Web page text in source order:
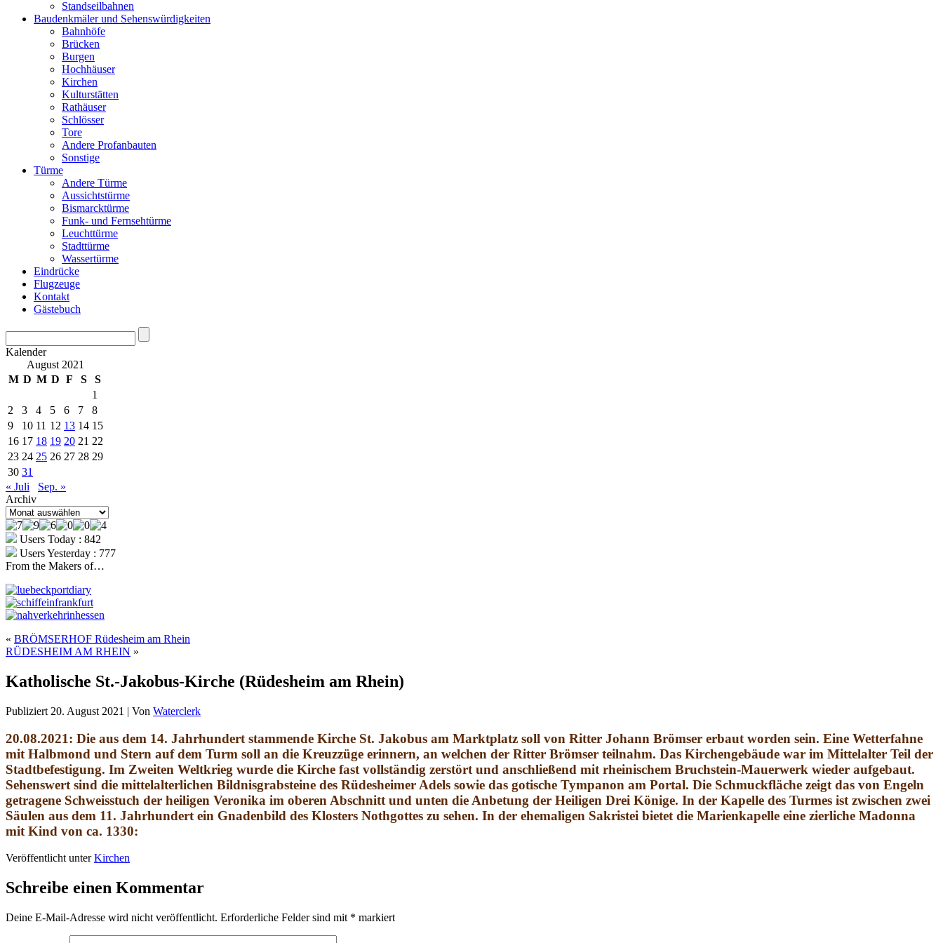
Standseilbahnen
Baudenkmäler und Sehenswürdigkeiten
Bahnhöfe
Brücken
Burgen
Hochhäuser
Kirchen
Kulturstätten
Rathäuser
Schlösser
Tore
Andere Profanbauten
Sonstige
Türme
Andere Türme
Aussichtstürme
Bismarcktürme
Funk- und Fernsehtürme
Leuchttürme
Stadttürme
Wassertürme
Eindrücke
Flugzeuge
Kontakt
Gästebuch
Kalender
August 2021
M D M D F S
S
1
2
3 4 5 6 7
8
9
10 11 12 13 14 15
16 17 18 19 20 21 22
23 24 25 26 27 28 29
30 31
« Juli
Sep. »
Archiv
Archiv
Users Today : 842
Users Yesterday : 777
From the Makers of…
« BRÖMSERHOF Rüdesheim am Rhein
RÜDESHEIM AM RHEIN »
Katholische St.-Jakobus-Kirche (Rüdesheim am Rhein)
Publiziert 20. August 2021 | Von Waterclerk
20.08.2021: Die aus dem 14. Jahrhundert stammende Kirche St. Jakobus am Marktplatz soll von Ritter Johann Brömser erbaut worden sein. Eine Wetterfahne
mit Halbmond und Stern auf dem Turm soll an die Kreuzzüge erinnern, an welchen der Ritter Brömser teilnahm. Das Kirchengebäude war im Mittelalter Teil der
Stadtbefestigung. Im Zweiten Weltkrieg wurde die Kirche fast vollständig zerstört und anschließend mit rheinischem Bruchstein-Mauerwerk wieder aufgebaut.
Sehenswert sind die mittelalterlichen Bildnisgrabsteine des Rüdesheimer Adels sowie das gotische Tympanon am Portal. Die Schmuckfläche zeigt das von Engeln
getragene Schweisstuch der heiligen Veronika im oberen Abschnitt und unten die Anbetung der Heiligen Drei Könige. In der Kapelle des Turmes ist zwischen zwei
Säulen aus dem 11. Jahrhundert ein Gnadenbild des Klosters Nothgottes zu sehen. In der ehemaligen Sakristei bietet die Marienkapelle eine zierliche Madonna
mit Kind von ca. 1330:
Veröffentlicht unter Kirchen
Schreibe einen Kommentar
Deine E-Mail-Adresse wird nicht veröffentlicht. Erforderliche Felder sind mit * markiert